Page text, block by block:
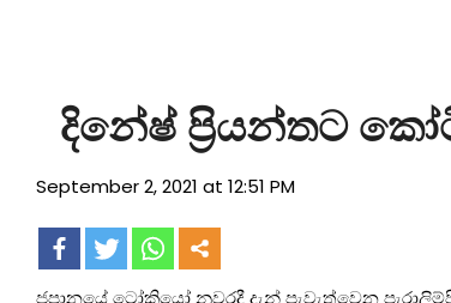
දිනේෂ් ප්‍රියන්තට
September 2, 2021 at 12:51 PM
ජපානයේ ටෝකියෝ නුවරදී දැන් පැවැත්වෙන